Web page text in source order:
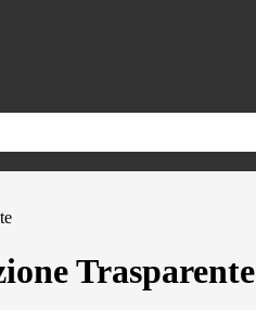
Trasparente